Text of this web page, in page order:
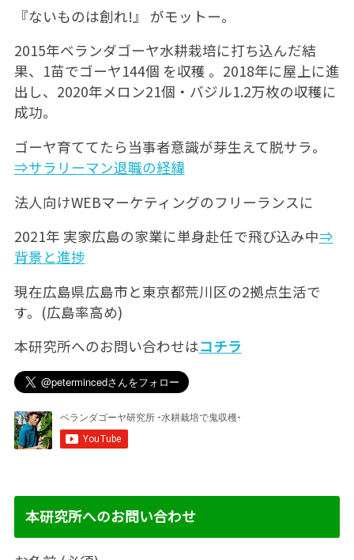
『ないものは創れ!』 がモットー。
2015年ベランダゴーヤ水耕栽培に打ち込んだ結
果、1苗でゴーヤ144個 を収穫 。2018年に屋上に進
出し、2020年メロン21個・バジル1.2万枚の収穫に
成功。
ゴーヤ育ててたら当事者意識が芽生えて脱サラ。
⇒サラリーマン退職の経緯
法人向けWEBマーケティングのフリーランスに
2021年 実家広島の家業に単身赴任で飛び込み中⇒
背景と進捗
現在広島県広島市と東京都荒川区の2拠点生活で
す。(広島率高め)
本研究所へのお問い合わせはコチラ
本研究所へのお問い合わせ